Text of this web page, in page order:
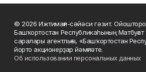
© 2026 Ижтимағи-сәйәси гәзит.
Башҡортостан Республикаһының
саралары агентлығы, «Башҡортостан
йорто акционерҙар йәмғиәте.
Об использовании персональных данных